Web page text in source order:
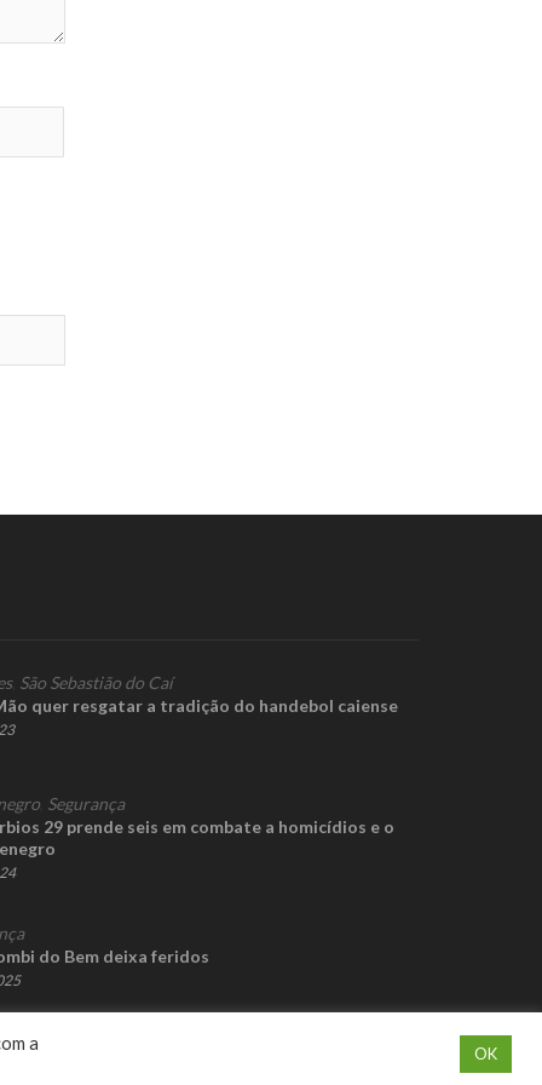
, São Sebastião do Caí
quer resgatar a tradição do handebol caiense
Segurança
29 prende seis em combate a homicídios e o
do Bem deixa feridos
a
OK